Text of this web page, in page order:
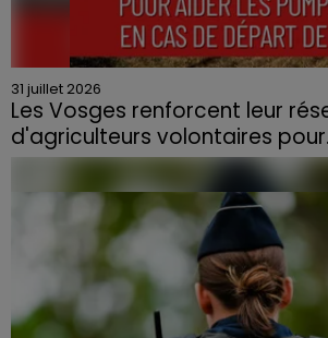
31 juillet 2026
Les Vosges renforcent leur
d'agriculteurs volontaires
Face à la sécheresse et aux risques
la Chambre d'agriculture des
aux agriculteurs volontaires pour